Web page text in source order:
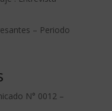
– Periodo
N° 0012 –